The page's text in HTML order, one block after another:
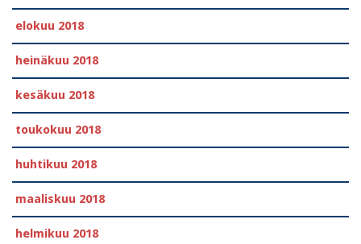
elokuu 2018
heinäkuu 2018
kesäkuu 2018
toukokuu 2018
huhtikuu 2018
maaliskuu 2018
helmikuu 2018